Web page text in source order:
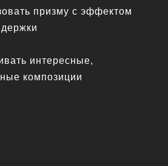
призму с эффектом
интересные,
композиции
2 900
моих авторских